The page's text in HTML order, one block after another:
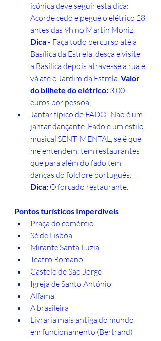
icónica deve seguir esta dica:
Acorde cedo e pegue o elétrico 28
antes das 9h no Martin Moniz.
Dica - Faça todo percurso até a
Basílica da Estrela, desça e visite
a Basílica depois atravesse a rua e
vá até o Jardim da Estrela. Valor
do bilhete do elétrico: 3,00
euros por pessoa.
Jantar típico de FADO: Não é um
jantar dançante. Fado é um estilo
musical SENTIMENTAL, se é que
me entendem, tem restaurantes
que para além do fado tem
danças do folclore português.
Dica: O forcado restaurante.
Pontos turísticos Imperdíveis
Praça do comércio
Sé de Lisboa
Mirante Santa Luzia
Teatro Romano
Castelo de São Jorge
Igreja de Santo António
Alfama
A brasileira
Livraria mais antiga do mundo
em funcionamento (Bertrand)